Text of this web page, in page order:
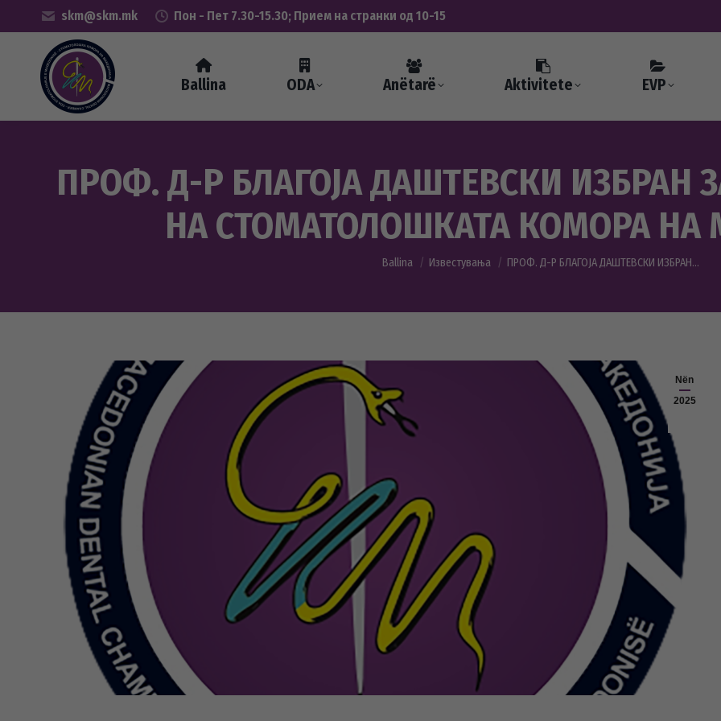
skm@skm.mk Пон - Пет 7.30-15.30; Прием на странки од 10-15
Ballina ODA Anëtarë Aktivitete EVP
ПРОФ. Д-Р БЛАГОЈА ДАШТЕВСКИ ИЗБРАН
НА СТОМАТОЛОШКАТА КОМОРА НА
You are here:
Ballina Известувања ПРОФ. Д-Р БЛАГОЈА ДАШТЕВСКИ ИЗБРАН…
Nën
2025